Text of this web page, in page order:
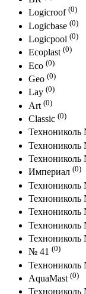
Logicroof (0)
Logicbase (0)
Logicpool (0)
Ecoplast (0)
Eco (0)
Geo (0)
Lay (0)
Art (0)
Classic (0)
Технониколь
Империал (0)
Технониколь
№ 41 (0)
Технониколь
AquaMast (0)
Технониколь